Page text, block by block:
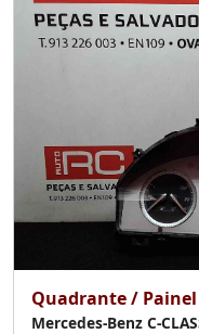
Quadrante /
Mercedes-Benz C-